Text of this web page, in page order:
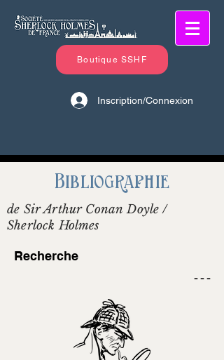
Boutique SSHF
Inscription/Connexion
Bibliographie
de Sir Arthur Conan Doyle /
Sherlock Holmes
Recherche
- - -